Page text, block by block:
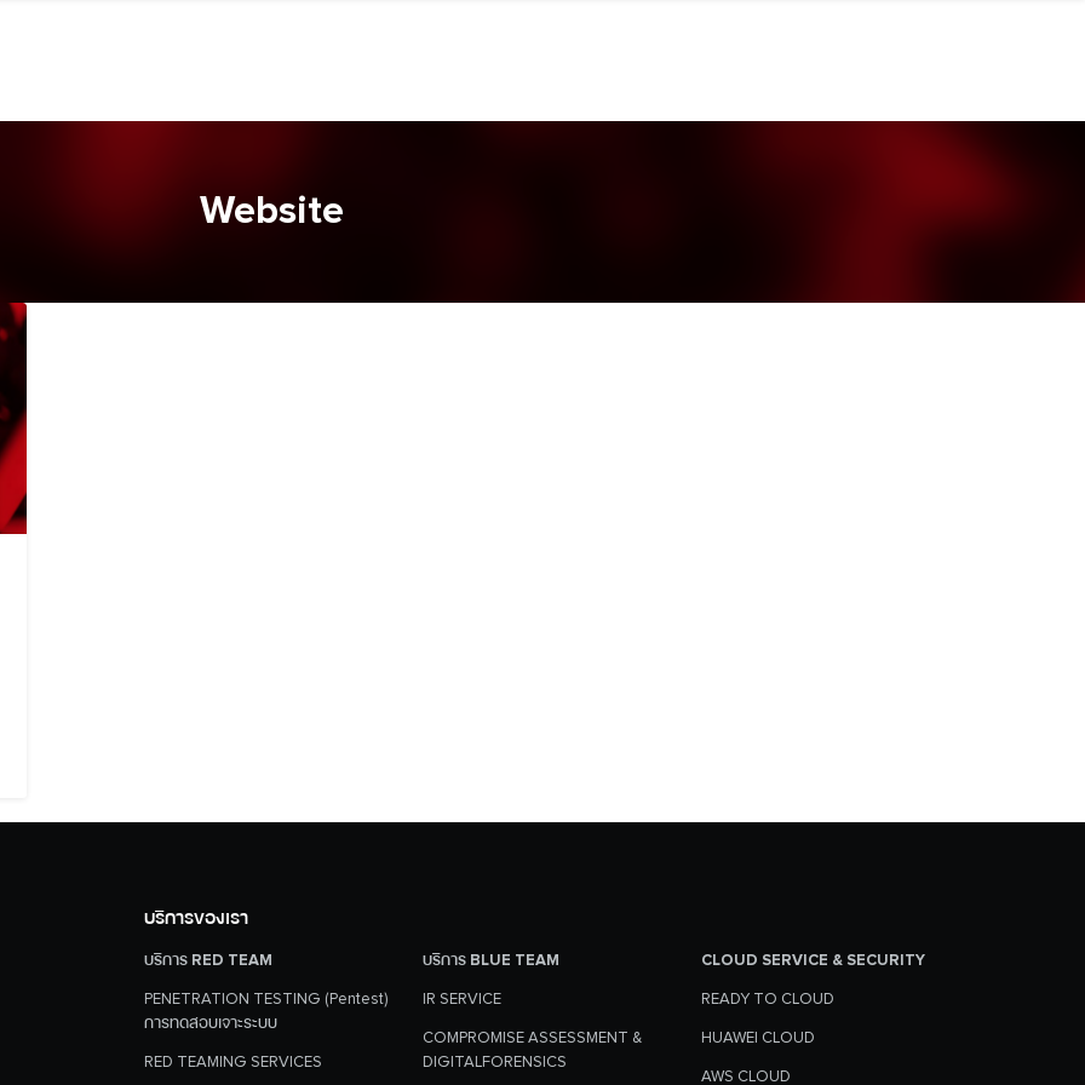
Website
บริการของเรา
บริการ RED TEAM
PENETRATION TESTING (Pentest)
การทดสอบเจาะระบบ
RED TEAMING SERVICES
บริการ BLUE TEAM
IR SERVICE
COMPROMISE ASSESSMENT &
DIGITALFORENSICS
CLOUD SERVICE & SECURITY
READY TO CLOUD
HUAWEI CLOUD
AWS CLOUD